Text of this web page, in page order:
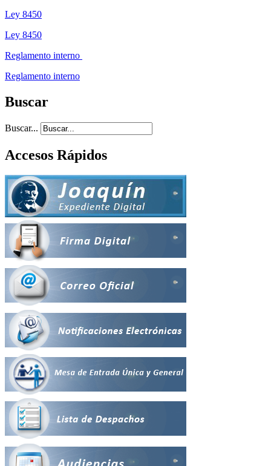
Ley 8450
Ley 8450
Reglamento interno
Reglamento interno
Buscar
Buscar...
Accesos Rápidos